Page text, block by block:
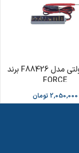
تستر مولتی مدل F88426 برند
FORCE
2,050,000 تومان